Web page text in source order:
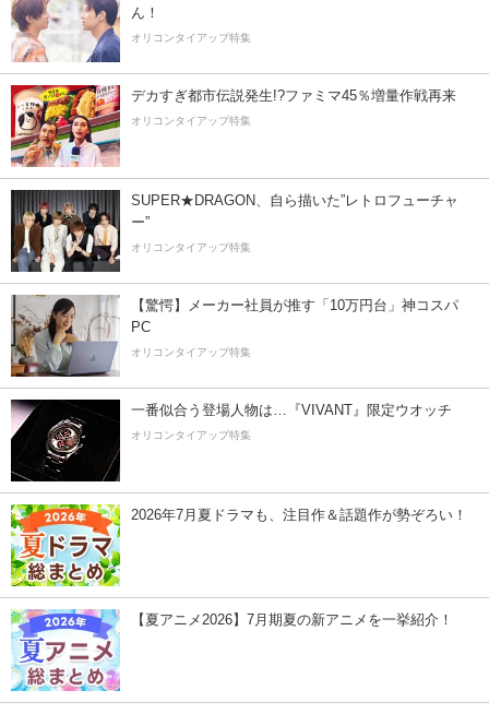
ん！
オリコンタイアップ特集
デカすぎ都市伝説発生!?ファミマ45％増量作戦再来
オリコンタイアップ特集
SUPER★DRAGON、自ら描いた”レトロフューチャ
ー”
オリコンタイアップ特集
【驚愕】メーカー社員が推す「10万円台」神コスパ
PC
オリコンタイアップ特集
一番似合う登場人物は…『VIVANT』限定ウオッチ
オリコンタイアップ特集
2026年7月夏ドラマも、注目作＆話題作が勢ぞろい！
【夏アニメ2026】7月期夏の新アニメを一挙紹介！